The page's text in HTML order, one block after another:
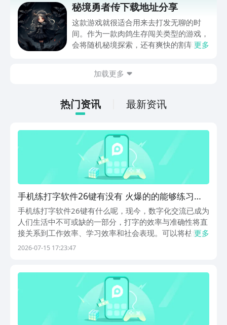
app进行下载会更加方便，九游是手游福
利最多的游戏平台，在这里不仅能够看到
游戏资源，还能及时查看后续的消息、活
动内容等相关信息。
秘境勇者传下载地址分享
这款游戏就很适合用来去打发无聊的时
间。作为一款肉鸽生存闯关类型的游戏，
会将随机秘境探索，还有爽快的割草闯关
接就可以下载。游戏的上手门槛还是比较
打发无聊的时间，可玩性真的比较高。
更多
加载更多
热门资讯 最新资讯
手机练打字软件26键有没有 火爆的的能够练习打
字的软件分享
手机练打字软件26键有什么呢，现今，数字化交流已成为
人们生活中不可或缺的一部分，打字的效率与准确性将直
接关系到工作效率、学习效率和社会表现。可以将枯燥无
味的指法，转化为互动游戏，并进行即时评价，让用户在
更多
2026-07-15 17:23:47